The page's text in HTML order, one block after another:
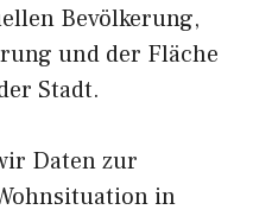
Bevölkerung,
und der Fläche
Stadt.
Daten zur
in